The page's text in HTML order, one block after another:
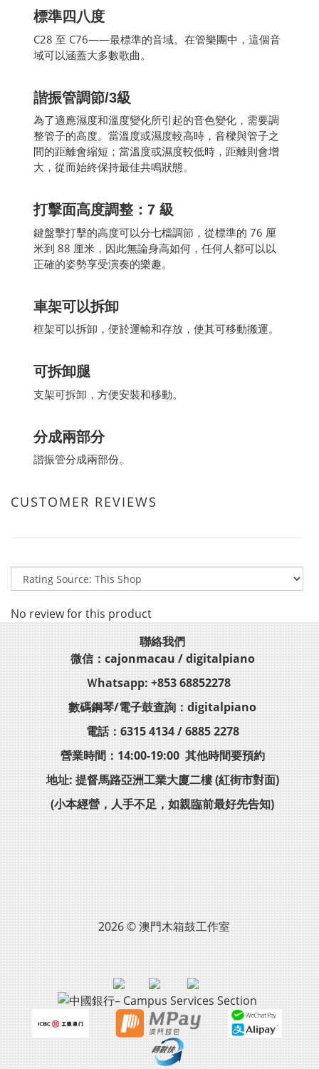
標準四八度
C28 至 C76——最標準的音域。在管樂團中，這個音
域可以涵蓋大多數歌曲。
諧振管調節/3級
為了適應濕度和溫度變化所引起的音色變化，需要調
整管子的高度。當溫度或濕度較高時，音樑與管子之
間的距離會縮短；當溫度或濕度較低時，距離則會增
大，從而始終保持最佳共鳴狀態。
打擊面高度調整：7 級
鍵盤擊打擊的高度可以分七檔調節，從標準的 76 厘
米到 88 厘米，因此無論身高如何，任何人都可以以
正確的姿勢享受演奏的樂趣。
車架可以拆卸
框架可以拆卸，便於運輸和存放，使其可移動搬運。
可拆卸腿
支架可拆卸，方便安裝和移動。
分成兩部分
諧振管分成兩部份。
CUSTOMER REVIEWS
No review for this product
聯絡我們
微信：cajonmacau / digitalpiano
Ｗhatsapp: +853 68852278
數碼鋼琴/電子鼓查詢：digitalpiano
電話：6315 4134 / 6885 2278
營業時間：14:00-19:00 其他時間要預約
地址: 提督馬路亞洲工業大廈二樓 (紅街市對面)
(小本經營，人手不足，如親臨前最好先告知)
2026 © 澳門木箱鼓工作室